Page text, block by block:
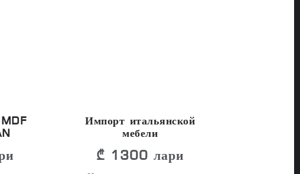
Импорт итальянской
мебели
₾ 1300 лари